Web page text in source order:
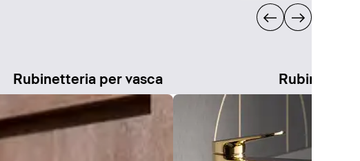
Rubinetteria per vasca